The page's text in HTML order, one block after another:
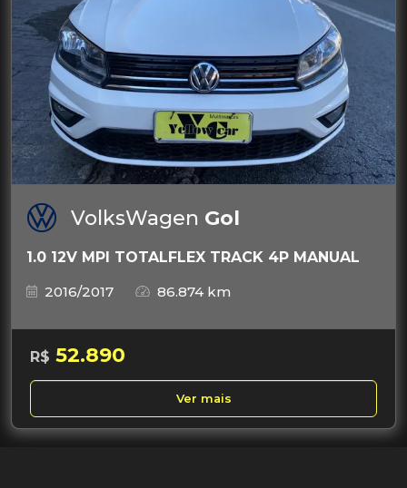
VolksWagen Gol
1.0 12V MPI TOTALFLEX TRACK 4P MANUAL
2016/2017
86.874 km
R$ 52.890
Ver mais